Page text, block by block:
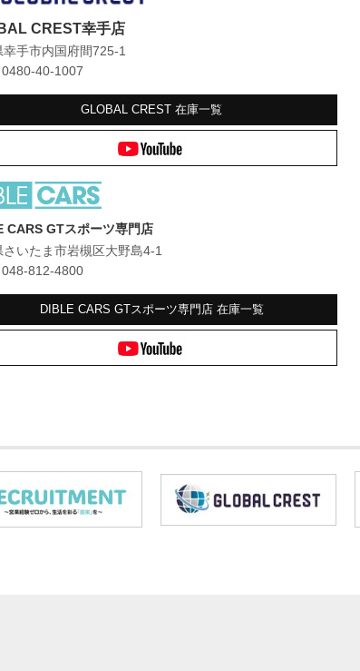
CREST幸手店
幸手市内国府間725-1
40-1007
GLOBAL CREST 在庫一覧
CARS GTスポーツ専門店
さいたま市岩槻区大野島4-1
812-4800
DIBLE CARS GTスポーツ専門店 在庫一覧